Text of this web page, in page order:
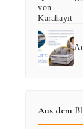
Aus dem